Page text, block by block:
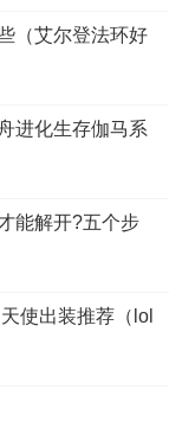
（艾尔登法环好
进化生存伽马系
能解开?五个步
使出装推荐（lol